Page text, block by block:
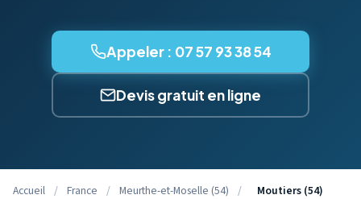
Appeler : 07 57 93 38 54
Devis gratuit en ligne
Accueil / France / Meurthe-et-Moselle (54) / Moutiers (54)